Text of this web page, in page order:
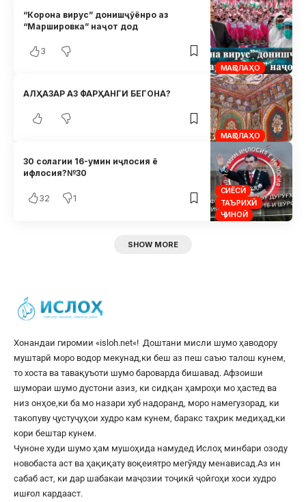
МАҚОЛАҲО
“Корона вирус” донишҷӯёнро аз
“Маршировка” наҷот дод
3
МАҚОЛАҲО
АЛҲАЗАР АЗ ФАРҲАНГИ БЕГОНА?
СИЁСӢ
ТАЪРИХӢ
ҶИНОӢ
30 солагии 16-умин иҷлосия ё
ифлосия?№30
32 1
SHOW MORE
Хонандаи гиромии «isloh.net«! Доштани мисли шумо ҳаводору
муштарӣ моро водор мекунад,ки беш аз пеш саъю талош кунем,
то хоста ва тавақуъоти шумо бароварда бишавад. Афзоиши
шумораи шумо дустони азиз, ки сидқан ҳамроҳи мо ҳастед ва
низ онҳое,ки ба мо назари хуб надоранд, моро намегузорад, ки
такопуву ҷустуҷуҳои худро кам кунем, баракс таҳрик медиҳад,ки
кори бештар кунем.
Чуноне худи шумо ҳам мушоҳида намудед Ислоҳ минбари озоду
новобаста аст ва ҳақиқату воқеиятро мегӯяду менависад.Аз ин
сабаб аст, ки дар шабакаи маҷозии тоҷикӣ ҷойгоҳи хоси худро
ишғол кардааст.